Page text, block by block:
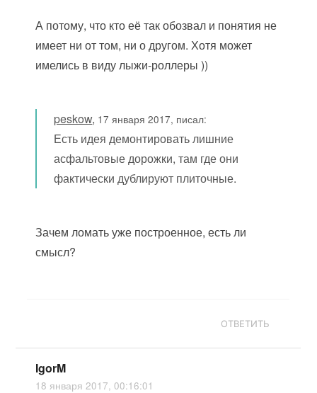
А потому, что кто её так обозвал и понятия не
имеет ни от том, ни о другом. Хотя может
имелись в виду лыжи-роллеры ))
peskow, 17 января 2017, писал:
Есть идея демонтировать лишние
асфальтовые дорожки, там где они
фактически дублируют плиточные.
Зачем ломать уже построенное, есть ли
смысл?
ОТВЕТИТЬ
IgorM
18 января 2017, 00:16:01